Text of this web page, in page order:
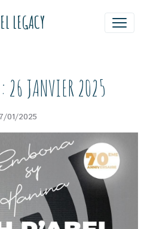
LEGACY
26 JANVIER 2025
01/2025